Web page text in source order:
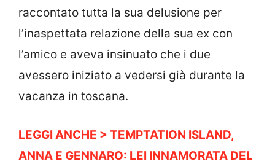
raccontato tutta la sua delusione per
l’inaspettata relazione della sua ex con
l’amico e aveva insinuato che i due
avessero iniziato a vedersi già durante la
vacanza in toscana.
LEGGI ANCHE > TEMPTATION ISLAND,
ANNA E GENNARO: LEI INNAMORATA DEL